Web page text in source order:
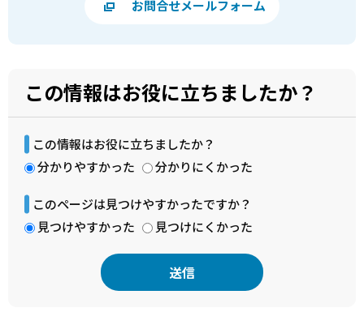
お問合せメールフォーム
この情報はお役に立ちましたか？
この情報はお役に立ちましたか？
分かりやすかった
分かりにくかった
このページは見つけやすかったですか？
見つけやすかった
見つけにくかった